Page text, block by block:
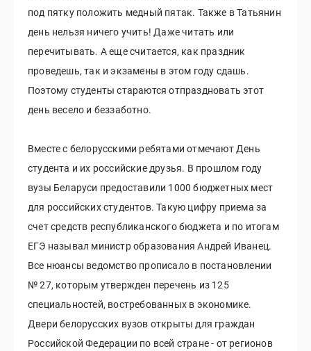
под пятку положить медный пятак. Также в Татьянин
день нельзя ничего учить! Даже читать или
перечитывать. А еще считается, как праздник
проведешь, так и экзамены в этом году сдашь.
Поэтому студенты стараются отпраздновать этот
день весело и беззаботно.
Вместе с белорусскими ребятами отмечают День
студента и их российские друзья. В прошлом году
вузы Беларуси предоставили 1000 бюджетных мест
для российских студентов. Такую цифру приема за
счет средств республиканского бюджета и по итогам
ЕГЭ называл министр образования Андрей Иванец.
Все нюансы ведомство прописало в постановлении
№ 27, которым утвержден перечень из 125
специальностей, востребованных в экономике.
Двери белорусских вузов открыты для граждан
Российской Федерации по всей стране - от регионов